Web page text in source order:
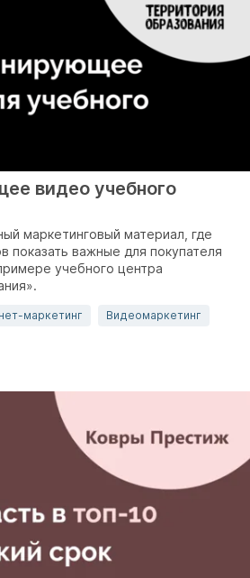
видео учебного
маркетинговый материал, где
показать важные для покупателя
учебного центра
маркетинг Видеомаркетинг